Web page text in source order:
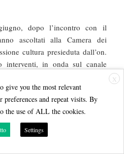
dopo l’incontro con il
ascoltati alla Camera dei
cultura presieduta dall’on.
interventi, in onda sul canale
al convegno del giovedi’
assistere alla conferenza che
festa dell’Innovazione (7-10
X
give you the most relevant
preferences and repeat visits. By
the use of ALL the cookies.
Settings